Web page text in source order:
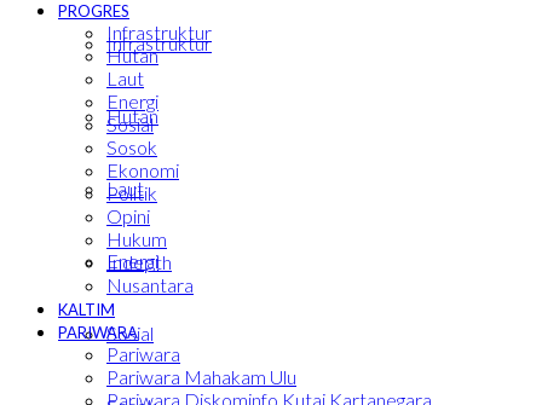
Infrastruktur
Hutan
Laut
Energi
Sosial
PROGRES
Infrastruktur
Hutan
Laut
Energi
Sosial
Sosok
Ekonomi
Politik
Opini
Hukum
Indepth
Nusantara
KALTIM
PARIWARA
Pariwara
Pariwara Mahakam Ulu
Pariwara Diskominfo Kutai Kartanegara